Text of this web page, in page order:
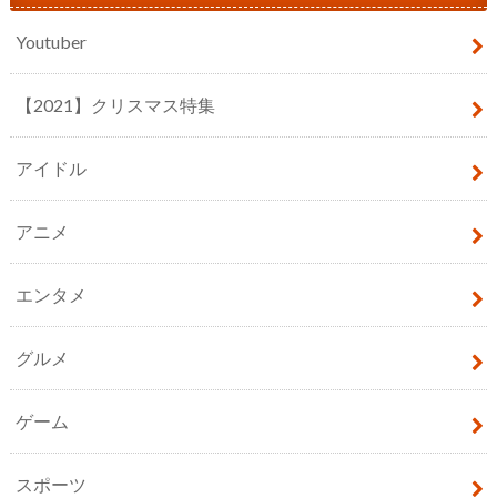
Youtuber
【2021】クリスマス特集
アイドル
アニメ
エンタメ
グルメ
ゲーム
スポーツ